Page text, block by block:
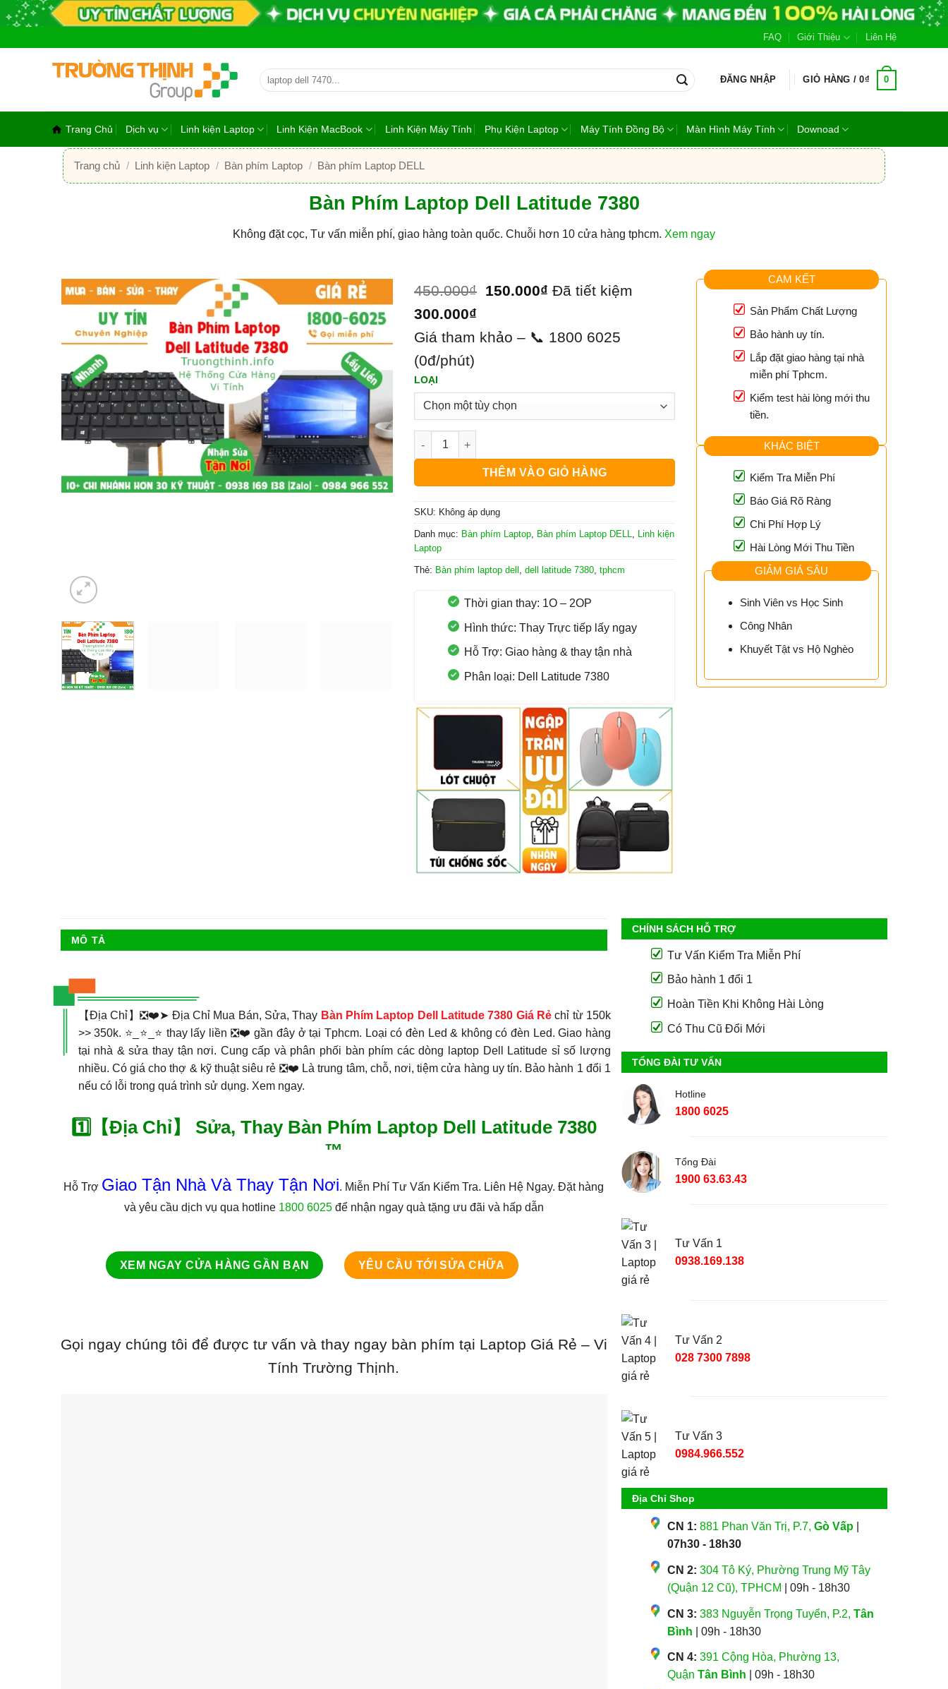
qua
FAQ Giới Thiệu Liên Hệ
Tìm
kiếm:
ĐĂNG NHẬP GIỎ HÀNG /0₫ 0
Trang Chủ Dịch vụ Linh kiện Laptop Linh Kiện MacBook Linh Kiện Máy Tính Phụ Kiện Laptop Máy Tính Đồng Bộ Màn Hình Máy Tính Downoad
Trang chủ / Linh kiện Laptop / Bàn phím Laptop / Bàn phím Laptop DELL
Bàn Phím Laptop Dell Latitude 7380
Không đặt cọc, Tư vấn miễn phí, giao hàng toàn quốc. Chuỗi hơn 10 cửa hàng tphcm. Xem ngay
450.000₫ 150.000₫ Đã tiết kiệm
300.000₫
Giá tham khảo – 📞 1800 6025
(0đ/phút)
LOẠI
Bàn Phím Laptop Dell Latitude 7380 số lượng
THÊM VÀO GIỎ HÀNG
SKU: Không áp dụng
Danh mục: Bàn phím Laptop, Bàn phím Laptop DELL, Linh kiện
Laptop
Thẻ: Bàn phím laptop dell , dell latitude 7380, tphcm
Thời gian thay: 1O – 2OP
Hình thức: Thay Trực tiếp lấy ngay
Hỗ Trợ: Giao hàng & thay tận nhà
Phân loại: Dell Latitude 7380
CAM KẾT
Sản Phẩm Chất Lượng
Bảo hành uy tín.
Lắp đặt giao hàng tại nhà
miễn phí Tphcm.
Kiểm test hài lòng mới thu
tiền.
KHÁC BIỆT
Kiểm Tra Miễn Phí
Báo Giá Rõ Ràng
Chi Phí Hợp Lý
Hài Lòng Mới Thu Tiền
GIẢM GIÁ SÂU
Sinh Viên vs Học Sinh
Công Nhân
Khuyết Tật vs Hộ Nghèo
MÔ TẢ
【Địa Chỉ】❎❤️➤ Địa Chỉ Mua Bán, Sửa, Thay Bàn Phím Laptop Dell Latitude 7380 Giá Rẻ chỉ từ 150k
>> 350k. ⭐_⭐_⭐ thay lấy liền ❎❤️ gần đây ở tại Tphcm. Loại có đèn Led & không có đèn Led. Giao hàng
tại nhà & sửa thay tận nơi. Cung cấp và phân phối bàn phím các dòng laptop Dell Latitude sỉ số lượng
nhiều. Có giá cho thợ & kỹ thuật siêu rẻ ❎❤️ Là trung tâm, chỗ, nơi, tiệm cửa hàng uy tín. Bảo hành 1 đổi 1
nếu có lỗi trong quá trình sử dụng. Xem ngay.
1️⃣【Địa Chỉ】 Sửa, Thay Bàn Phím Laptop Dell Latitude 7380
™
Hỗ Trợ Giao Tận Nhà Và Thay Tận Nơi. Miễn Phí Tư Vấn Kiểm Tra. Liên Hệ Ngay. Đặt hàng
và yêu cầu dịch vụ qua hotline 1800 6025để nhận ngay quà tặng ưu đãi và hấp dẫn
XEM NGAY CỬA HÀNG GẦN BẠN YÊU CẦU TỚI SỬA CHỮA
Gọi ngay chúng tôi để được tư vấn và thay ngay bàn phím tại Laptop Giá Rẻ – Vi
Tính Trường Thịnh.
CHÍNH SÁCH HỖ TRỢ
Tư Vấn Kiểm Tra Miễn Phí
Bảo hành 1 đổi 1
Hoàn Tiền Khi Không Hài Lòng
Có Thu Cũ Đổi Mới
TỔNG ĐÀI TƯ VẤN
Hotline
1800 6025
Tổng Đài
1900 63.63.43
Tư Vấn 1
0938.169.138
Tư Vấn 2
028 7300 7898
Tư Vấn 3
0984.966.552
Địa Chỉ Shop
CN 1: 881 Phan Văn Trị, P.7, Gò Vấp|
07h30 - 18h30
CN 2: 304 Tô Ký, Phường Trung Mỹ Tây
(Quận 12 Cũ), TPHCM | 09h - 18h30
CN 3: 383 Nguyễn Trọng Tuyển, P.2, Tân
Bình | 09h - 18h30
CN 4: 391 Cộng Hòa, Phường 13,
Quận Tân Bình | 09h - 18h30